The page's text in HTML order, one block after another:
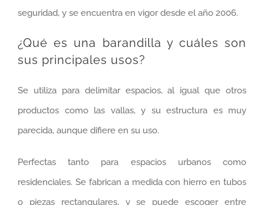
seguridad, y se encuentra en vigor desde el año 2006.
¿Qué es una barandilla y cuáles son
sus principales usos?
Se utiliza para delimitar espacios, al igual que otros
productos como las vallas, y su estructura es muy
parecida, aunque difiere en su uso.
Perfectas tanto para espacios urbanos como
residenciales. Se fabrican a medida con hierro en tubos
o piezas rectangulares, y se puede escoger entre